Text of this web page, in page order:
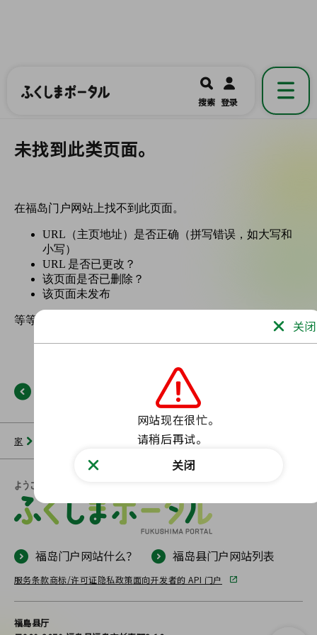
福島県公式の地域情報ポータルアプリ
開く
搜索 登录
未找到此类页面。
家 福岛门户网站 未找到此类页面。
福岛门户网站什么？ 福岛县门户网站列表
服务条款商标/许可证隐私政策面向开发者的 API 门户
福島县厅
关闭
网站现在很忙。
请稍后再试。
关闭